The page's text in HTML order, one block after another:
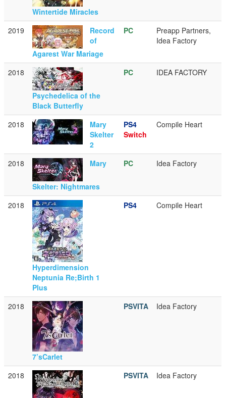
Wintertide Miracles
2019
Record
of
Agarest War Mariage
PC
Preapp Partners,
Idea Factory
2018
Psychedelica of the
Black Butterfly
PC IDEA FACTORY
2018
Mary
Skelter
2
PS4
Switch
Compile Heart
2018 Mary
Skelter: Nightmares
PC Idea Factory
2018
Hyperdimension
Neptunia Re;Birth 1
Plus
PS4 Compile Heart
2018
7’sCarlet
PSVITA Idea Factory
2018 PSVITA Idea Factory